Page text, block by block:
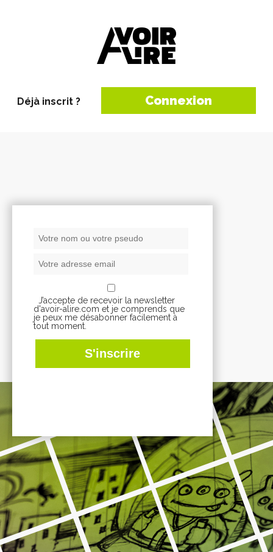
Déjà inscrit ? Connexion
J’accepte de recevoir la newsletter
d'avoir-alire.com et je comprends que
je peux me désabonner facilement à
tout moment.